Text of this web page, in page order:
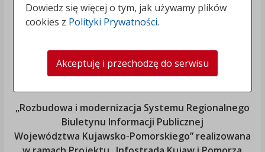
„Rozbudowa i modernizacja Systemu Regionalnego
Biuletynu Informacji Publicznej
Województwa Kujawsko-Pomorskiego” realizowana
Dowiedz się więcej o tym, jak używamy plików
cookies z Polityki Prywatności.
Akceptuję i przechodzę do serwisu